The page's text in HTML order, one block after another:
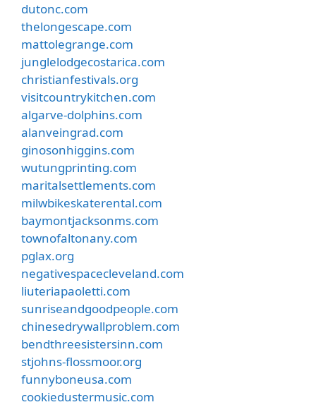
dutonc.com
thelongescape.com
mattolegrange.com
junglelodgecostarica.com
christianfestivals.org
visitcountrykitchen.com
algarve-dolphins.com
alanveingrad.com
ginosonhiggins.com
wutungprinting.com
maritalsettlements.com
milwbikeskaterental.com
baymontjacksonms.com
townofaltonany.com
pglax.org
negativespacecleveland.com
liuteriapaoletti.com
sunriseandgoodpeople.com
chinesedrywallproblem.com
bendthreesistersinn.com
stjohns-flossmoor.org
funnyboneusa.com
cookiedustermusic.com